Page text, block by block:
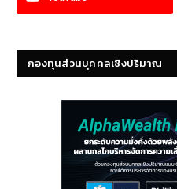
กองทุนส่วนบุคคลเชิงปริมาณ